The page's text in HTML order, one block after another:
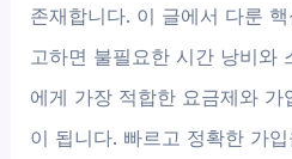
존재합니다. 이 글에서 다룬
고하면 불필요한 시간 낭비와
에게 가장 적합한 요금제와
이 됩니다. 빠르고 정확한 가